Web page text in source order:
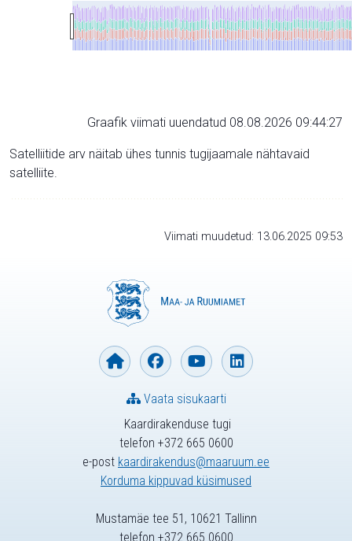
Graafik viimati uuendatud 08.08.2026 09:44:27
Satelliitide arv näitab ühes tunnis tugijaamale nähtavaid
satelliite.
Viimati muudetud: 13.06.2025 09:53
Kaardirakenduse tugi
telefon +372 665 0600
e-post kaardirakendus@maaruum.ee
Korduma kippuvad küsimused
Vaata sisukaarti
Mustamäe tee 51, 10621 Tallinn
telefon +372 665 0600